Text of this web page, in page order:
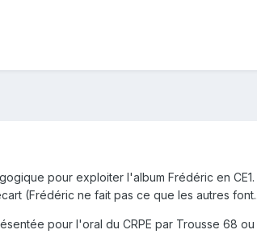
pour exploiter l'album Frédéric en
(Frédéric ne fait pas ce que les autres
pour l'oral du CRPE par Trousse 68